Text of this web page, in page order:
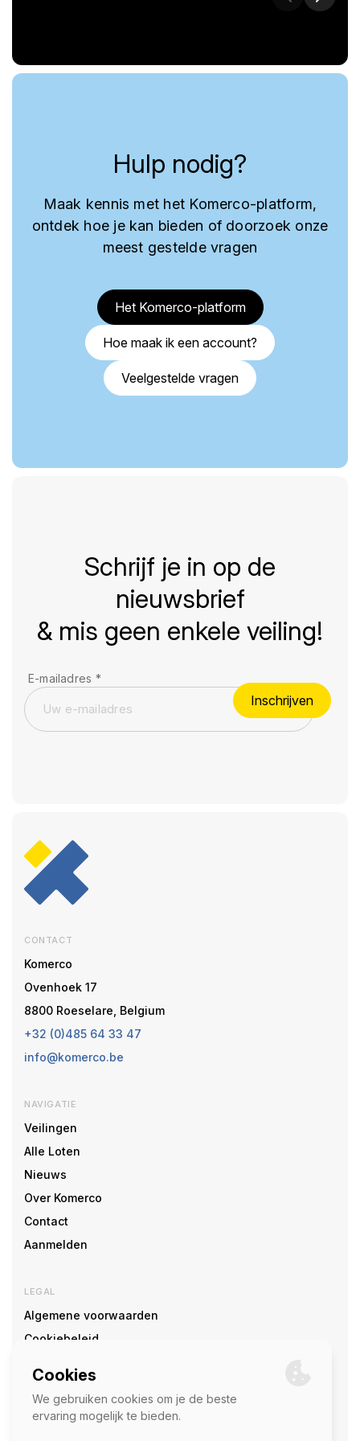
Hulp nodig?
Maak kennis met het Komerco-platform,
ontdek hoe je kan bieden of doorzoek onze
meest gestelde vragen
Het Komerco-platform
Hoe maak ik een account?
Veelgestelde vragen
Schrijf je in op de
nieuwsbrief
& mis geen enkele veiling!
E-mailadres *
Inschrijven
CONTACT
Komerco
Ovenhoek 17
8800 Roeselare, Belgium
+32 (0)485 64 33 47
info@komerco.be
NAVIGATIE
Veilingen
Alle Loten
Nieuws
Over Komerco
Contact
Aanmelden
LEGAL
Algemene voorwaarden
Cookiebeleid
SOCIAL